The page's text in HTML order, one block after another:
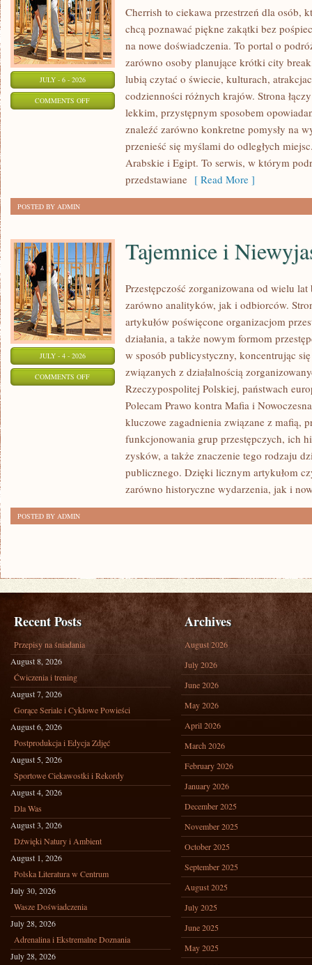
JULY - 6 - 2026
COMMENTS OFFON
Cherrish to ciekawa przestrzeń dla osób,
chcą poznawać piękne zakątki bez
na nowe doświadczenia. To portal o
zarówno osoby planujące krótki city
lubią czytać o świecie, kulturach,
codzienności różnych krajów. Strona
lekkim, przystępnym sposobem
znaleźć zarówno konkretne pomysły na
przenieść się myślami do odległych
Arabskie i Egipt. To serwis, w którym
przedstawiane [ Read More ]
POSTED BY ADMIN
JULY - 4 - 2026
COMMENTS OFFON
TAJEMNICE
NIEWYJAŚNIONE
Tajemnice i
Przestępczość zorganizowana od wielu
zarówno analityków, jak i odbiorców.
artykułów poświęcone organizacjom
działania, a także nowym formom
w sposób publicystyczny, koncentrując
związanych z działalnością
Rzeczypospolitej Polskiej, państwach
Polecam Prawo kontra Mafia i
kluczowe zagadnienia związane z mafią,
funkcjonowania grup przestępczych, ich
zysków, a także znaczenie tego rodzaju
publicznego. Dzięki licznym artykułom
zarówno historyczne wydarzenia, jak i
POSTED BY ADMIN
Recent Posts
Przepisy na śniadania
August 8, 2026
Ćwiczenia i trening
August 7, 2026
Gorące Seriale i Cyklowe Powieści
August 6, 2026
Postprodukcja i Edycja Zdjęć
August 5, 2026
Sportowe Ciekawostki i Rekordy
August 4, 2026
Dla Was
August 3, 2026
Dźwięki Natury i Ambient
August 1, 2026
Polska Literatura w Centrum
July 30, 2026
Wasze Doświadczenia
July 28, 2026
Adrenalina i Ekstremalne Doznania
July 28, 2026
Archives
August 2026
July 2026
June 2026
May 2026
April 2026
March 2026
February 2026
January 2026
December 2025
November 2025
October 2025
September 2025
August 2025
July 2025
June 2025
May 2025